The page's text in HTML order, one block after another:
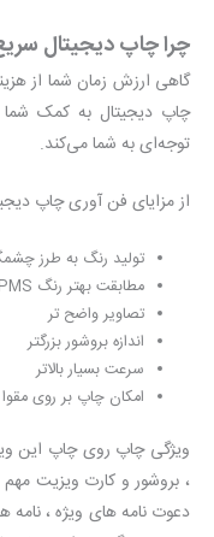
چرا چاپ دیجیتال
گاهی ارزش زمان شما از
چاپ دیجیتال به کمک
توجه‌ای به شما می‌کند.
از مزایای فن آوری چاپ
تولید رنگ به طرز
مطابقت بهتر رنگ PMS
تصاویر واضح تر
اندازه بروشور بزرگتر
سرعت بسیار بالاتر
امکان چاپ بر روی مقوا
ویژگی چاپ روی چاپ این
، بروشور و کارت ویزیت
دعوت نامه های ویژه ، نامه